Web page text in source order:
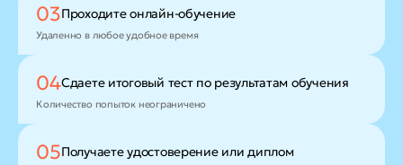
03Проходитеонлайн-обучение
Удаленно в любое удобное время
04Сдаете итоговый тест по результатам обучения
Количество попыток неограничено
05Получаете удостоверение или диплом